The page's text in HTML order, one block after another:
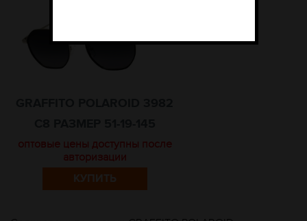
оптовые цены доступны после
авторизации
КУПИТЬ